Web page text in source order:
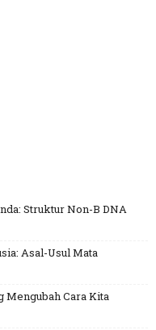
Struktur Non-B DNA
Asal-Usul Mata
Mengubah Cara Kita